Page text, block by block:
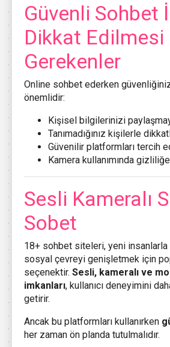
Güvenli Sohbet
Dikkat Edilmesi
Gerekenler
Online sohbet ederken
önemlidir:
Kişisel bilgilerinizi
Tanımadığınız kişilerle
Güvenilir platformları tercih
Kamera kullanımında
Sesli Kameralı
Sobet
18+ sohbet siteleri, yeni insanlarla
sosyal çevreyi genişletmek için
seçenektir. Sesli, kameralı ve
imkanları, kullanıcı deneyimini
getirir.
Ancak bu platformları kullanırken
her zaman ön planda tutulmalıdır.